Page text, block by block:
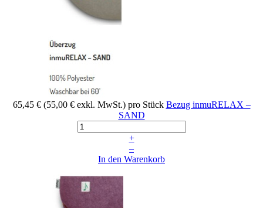
65,45 € (55,00 € exkl. MwSt.) pro Stück Bezug inmuRELAX –
SAND
+
–
In den Warenkorb